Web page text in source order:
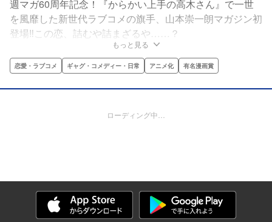
週マガ60周年記念！『からかい上手の高木さん』で一世
を風靡した新世代ラブコメの旗手、山本崇一朗マガジン初
登場‼この恋、詰むや詰まざるや……？
もっと見る
恋愛・ラブコメ ギャグ・コメディー・日常 アニメ化 有名漫画賞
ローディング中…